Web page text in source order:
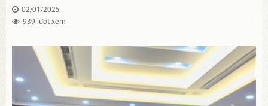
02/01/2025
939 lượt xem